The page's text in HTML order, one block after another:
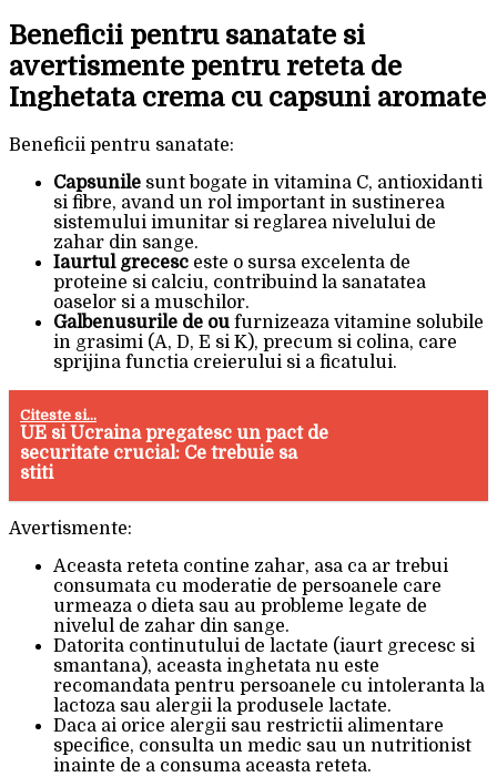
Beneficii pentru sanatate si
avertismente pentru reteta de
Inghetata crema cu capsuni aromate
Beneficii pentru sanatate:
Capsunile sunt bogate in vitamina C, antioxidanti
si fibre, avand un rol important in sustinerea
sistemului imunitar si reglarea nivelului de
zahar din sange.
Iaurtul grecesc este o sursa excelenta de
proteine si calciu, contribuind la sanatatea
oaselor si a muschilor.
Galbenusurile de ou furnizeaza vitamine solubile
in grasimi (A, D, E si K), precum si colina, care
sprijina functia creierului si a ficatului.
Citeste si...
UE si Ucraina pregatesc un pact de
securitate crucial: Ce trebuie sa
stiti
Avertismente:
Aceasta reteta contine zahar, asa ca ar trebui
consumata cu moderatie de persoanele care
urmeaza o dieta sau au probleme legate de
nivelul de zahar din sange.
Datorita continutului de lactate (iaurt grecesc si
smantana), aceasta inghetata nu este
recomandata pentru persoanele cu intoleranta la
lactoza sau alergii la produsele lactate.
Daca ai orice alergii sau restrictii alimentare
specifice, consulta un medic sau un nutritionist
inainte de a consuma aceasta reteta.